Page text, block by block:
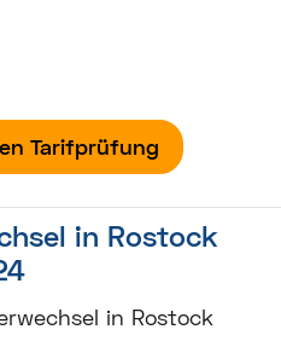
Tarifprüfung
in Rostock
in Rostock